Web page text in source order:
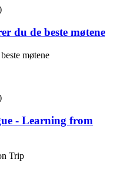
du de beste møtene
møtene
- Learning from
Trip